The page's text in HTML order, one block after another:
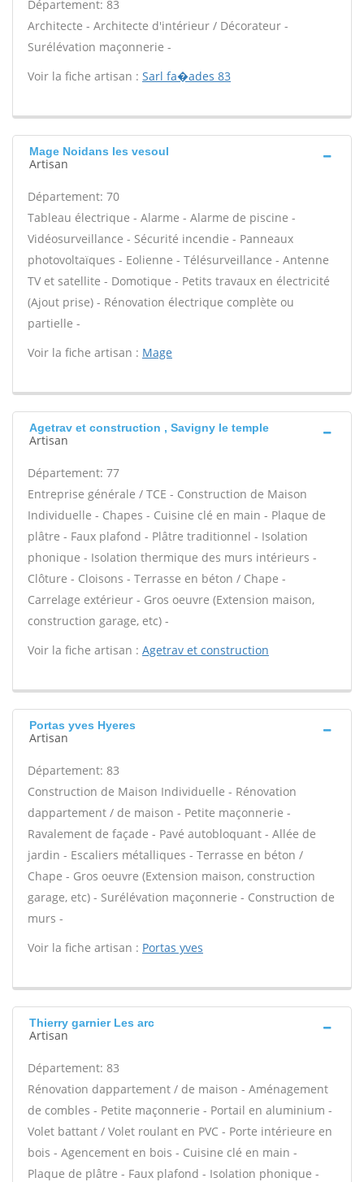
Département: 83
Architecte - Architecte d'intérieur / Décorateur -
Surélévation maçonnerie -
Voir la fiche artisan : Sarl fa�ades 83
Mage Noidans les vesoul
Artisan
Département: 70
Tableau électrique - Alarme - Alarme de piscine -
Vidéosurveillance - Sécurité incendie - Panneaux
photovoltaïques - Eolienne - Télésurveillance - Antenne
TV et satellite - Domotique - Petits travaux en électricité
(Ajout prise) - Rénovation électrique complète ou
partielle -
Voir la fiche artisan : Mage
Agetrav et construction , Savigny le temple
Artisan
Département: 77
Entreprise générale / TCE - Construction de Maison
Individuelle - Chapes - Cuisine clé en main - Plaque de
plâtre - Faux plafond - Plâtre traditionnel - Isolation
phonique - Isolation thermique des murs intérieurs -
Clôture - Cloisons - Terrasse en béton / Chape -
Carrelage extérieur - Gros oeuvre (Extension maison,
construction garage, etc) -
Voir la fiche artisan : Agetrav et construction
Portas yves Hyeres
Artisan
Département: 83
Construction de Maison Individuelle - Rénovation
dappartement / de maison - Petite maçonnerie -
Ravalement de façade - Pavé autobloquant - Allée de
jardin - Escaliers métalliques - Terrasse en béton /
Chape - Gros oeuvre (Extension maison, construction
garage, etc) - Surélévation maçonnerie - Construction de
murs -
Voir la fiche artisan : Portas yves
Thierry garnier Les arc
Artisan
Département: 83
Rénovation dappartement / de maison - Aménagement
de combles - Petite maçonnerie - Portail en aluminium -
Volet battant / Volet roulant en PVC - Porte intérieure en
bois - Agencement en bois - Cuisine clé en main -
Plaque de plâtre - Faux plafond - Isolation phonique -